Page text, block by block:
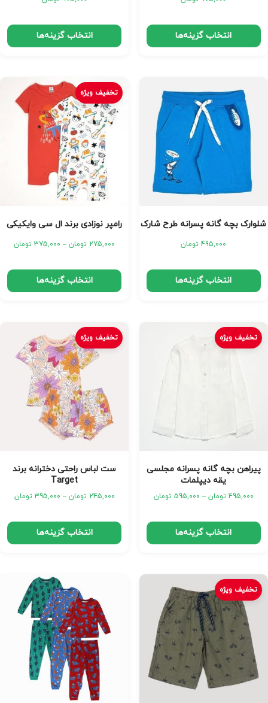
انتخاب گزینه‌ها انتخاب گزینه‌ها
شلوارک بچه گانه پسرانه طرح شارک
495,000 تومان
انتخاب گزینه‌ها
تخفیف ویژه
رامپر نوزادی برند ال سی وایکیکی
275,000 تومان –
375,000 تومان
انتخاب گزینه‌ها
تخفیف ویژه
پیراهن بچه گانه پسرانه مجلسی
یقه دیپلمات
495,000 تومان –
595,000 تومان
انتخاب گزینه‌ها
تخفیف ویژه
ست لباس راحتی دخترانه برند
Target
245,000 تومان –
395,000 تومان
انتخاب گزینه‌ها
تخفیف ویژه